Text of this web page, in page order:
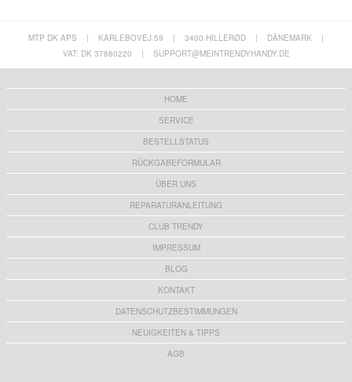
MTP DK APS | KARLEBOVEJ 59 | 3400 HILLERØD | DÄNEMARK
|
VAT: DK 37860220
| SUPPORT@MEINTRENDYHANDY.DE
HOME
SERVICE
BESTELLSTATUS
RÜCKGABEFORMULAR
ÜBER UNS
REPARATURANLEITUNG
CLUB TRENDY
IMPRESSUM
BLOG
KONTAKT
DATENSCHUTZBESTIMMUNGEN
NEUIGKEITEN & TIPPS
AGB